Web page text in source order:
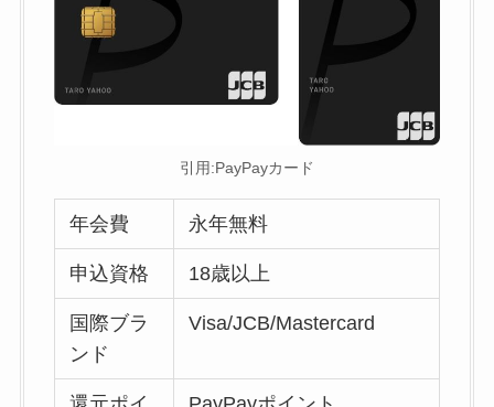
引用:PayPayカード
年会費 永年無料
申込資格 18歳以上
国際ブラ
ンド
Visa/JCB/Mastercard